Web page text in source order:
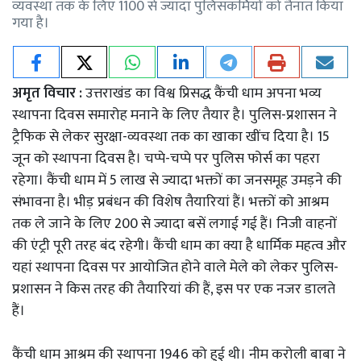
व्यवस्था तक के लिए 1100 से ज्यादा पुलिसकर्मियों को तैनात किया
गया है।
अमृत विचार :उत्तराखंड का विश्व प्रिसद्ध कैंची धाम अपना भव्य
स्थापना दिवस समारोह मनाने के लिए तैयार है। पुलिस-प्रशासन ने
ट्रैफिक से लेकर सुरक्षा-व्यवस्था तक का खाका खींच दिया है। 15
जून को स्थापना दिवस है। चप्पे-चप्पे पर पुलिस फोर्स का पहरा
रहेगा। कैंची धाम में 5 लाख से ज्यादा भक्तों का जनसमूह उमड़ने की
संभावना है। भीड़ प्रबंधन की विशेष तैयारियां हैं। भक्तों को आश्रम
तक ले जाने के लिए 200 से ज्यादा बसें लगाई गई हैं। निजी वाहनों
की एंट्री पूरी तरह बंद रहेगी। कैंची धाम का क्या है धार्मिक महत्व और
यहां स्थापना दिवस पर आयोजित होने वाले मेले को लेकर पुलिस-
प्रशासन ने किस तरह की तैयारियां की हैं, इस पर एक नजर डालते
हैं।
कैंची धाम आश्रम की स्थापना 1946 को हुई थी। नीम करोली बाबा ने